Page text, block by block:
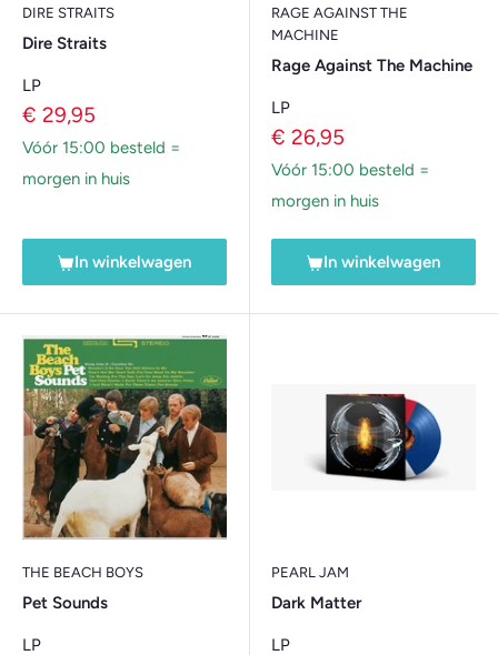
DIRE STRAITS
Dire Straits
LP
Verkoopprijs
€ 29,95
Vóór 15:00 besteld =
morgen in huis
In winkelwagen
RAGE AGAINST THE
MACHINE
Rage Against The Machine
LP
Verkoopprijs
€ 26,95
Vóór 15:00 besteld =
morgen in huis
In winkelwagen
THE BEACH BOYS
Pet Sounds
LP
PEARL JAM
Dark Matter
LP